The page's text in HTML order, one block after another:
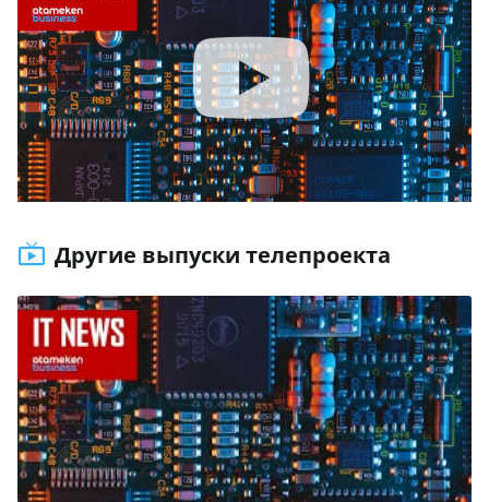
Другие выпуски телепроекта